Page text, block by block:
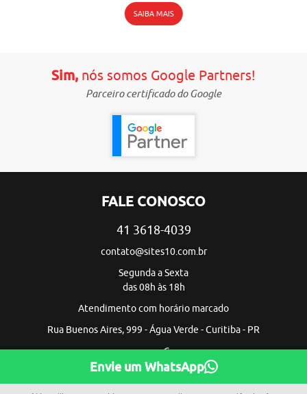
SAIBA MAIS
Sim,nós somos Google Partners!
Parceiro certificado do Google
FALE CONOSCO
41 3618-4039
contato@sites10.com.br
Segunda a Sexta
das 08h às 18h
Atendimento com horário marcado
Rua Buenos Aires, 999 - Água Verde - Curitiba - PR
Envie um WhatsApp